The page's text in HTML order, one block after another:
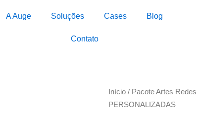
A Auge Soluções Cases Blog
Contato
Início / Pacote Artes
PERSONALIZADAS
PACOTE
COM